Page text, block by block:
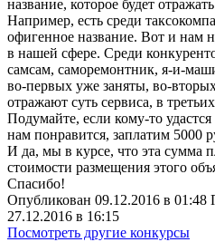
название, которое будет
Например, есть среди
офигенное название. Вот и нам
в нашей сфере. Среди
самсам, саморемонтник, я-и-
во-первых уже заняты, во-
отражают суть сервиса, в
Подумайте, если кому-то
нам понравится, заплатим 5000
И да, мы в курсе, что эта сумма
стоимости размещения этого
Спасибо!
Опубликован 09.12.2016 в 01:48
27.12.2016 в 16:15
Посмотреть другие конкурсы